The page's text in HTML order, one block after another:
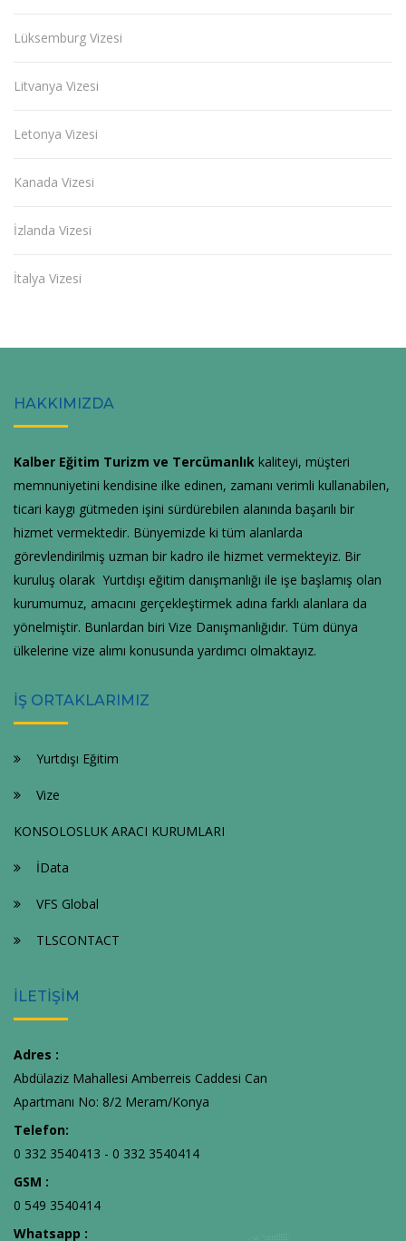
Lüksemburg Vizesi
Litvanya Vizesi
Letonya Vizesi
Kanada Vizesi
İzlanda Vizesi
İtalya Vizesi
HAKKIMIZDA
Kalber Eğitim Turizm ve Tercümanlık kaliteyi, müşteri
memnuniyetini kendisine ilke edinen, zamanı verimli kullanabilen,
ticari kaygı gütmeden işini sürdürebilen alanında başarılı bir
hizmet vermektedir. Bünyemizde ki tüm alanlarda
görevlendirilmiş uzman bir kadro ile hizmet vermekteyiz. Bir
kuruluş olarak Yurtdışı eğitim danışmanlığı ile işe başlamış olan
kurumumuz, amacını gerçekleştirmek adına farklı alanlara da
yönelmiştir. Bunlardan biri Vize Danışmanlığıdır. Tüm dünya
ülkelerine vize alımı konusunda yardımcı olmaktayız.
İŞ ORTAKLARIMIZ
Yurtdışı Eğitim
Vize
KONSOLOSLUK ARACI KURUMLARI
İData
VFS Global
TLSCONTACT
İLETİŞİM
Adres :
Abdülaziz Mahallesi Amberreis Caddesi Can
Apartmanı No: 8/2 Meram/Konya
Telefon:
0 332 3540413 - 0 332 3540414
GSM :
0 549 3540414
Whatsapp :